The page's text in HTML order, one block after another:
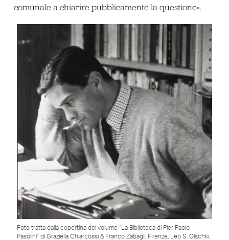
comunale a chiarire pubblicamente la questione».
Foto tratta dalla copertina del volume “La Biblioteca di Pier Paolo
Pasolini” di Graziella Chiarcossi & Franco Zabagli, Firenze, Leo S. Olschki,